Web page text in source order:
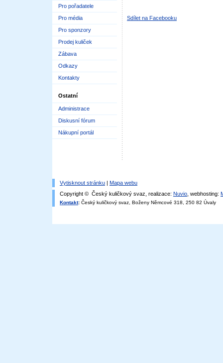
Pro pořadatele
Pro média
Pro sponzory
Prodej kuliček
Zábava
Odkazy
Kontakty
Ostatní
Administrace
Diskusní fórum
Nákupní portál
Sdílet na Facebooku
Vytisknout stránku | Mapa webu
Copyright © Český kuličkový svaz, realizace: Nuvio , webhosting:
Kontakt: Český kuličkový svaz, Boženy Němcové 318, 250 82 Úvaly